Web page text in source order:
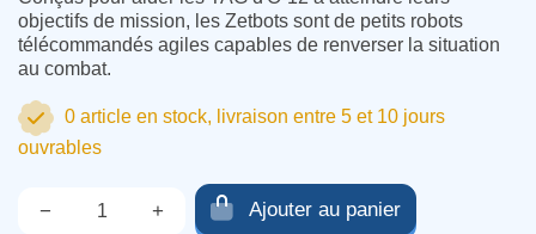
objectifs de mission, les Zetbots sont de petits robots
télécommandés agiles capables de renverser la situation
au combat.
0 article en stock, livraison entre 5 et 10 jours
ouvrables
− + Ajouter au panier